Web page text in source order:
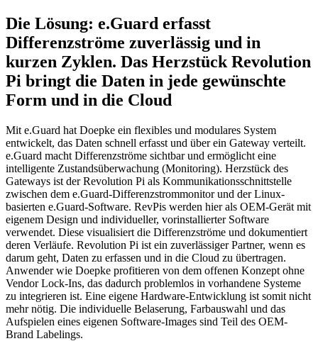
Die Lösung: e.Guard erfasst
Differenzströme zuverlässig und in
kurzen Zyklen. Das Herzstück Revolution
Pi bringt die Daten in jede gewünschte
Form und in die Cloud
Mit e.Guard hat Doepke ein flexibles und modulares System
entwickelt, das Daten schnell erfasst und über ein Gateway verteilt.
e.Guard macht Differenzströme sichtbar und ermöglicht eine
intelligente Zustandsüberwachung (Monitoring). Herzstück des
Gateways ist der Revolution Pi als Kommunikationsschnittstelle
zwischen dem e.Guard-Differenzstrommonitor und der Linux-
basierten e.Guard-Software. RevPis werden hier als OEM-Gerät mit
eigenem Design und individueller, vorinstallierter Software
verwendet. Diese visualisiert die Differenzströme und dokumentiert
deren Verläufe. Revolution Pi ist ein zuverlässiger Partner, wenn es
darum geht, Daten zu erfassen und in die Cloud zu übertragen.
Anwender wie Doepke profitieren von dem offenen Konzept ohne
Vendor Lock-Ins, das dadurch problemlos in vorhandene Systeme
zu integrieren ist. Eine eigene Hardware-Entwicklung ist somit nicht
mehr nötig. Die individuelle Belaserung, Farbauswahl und das
Aufspielen eines eigenen Software-Images sind Teil des OEM-
Brand Labelings.